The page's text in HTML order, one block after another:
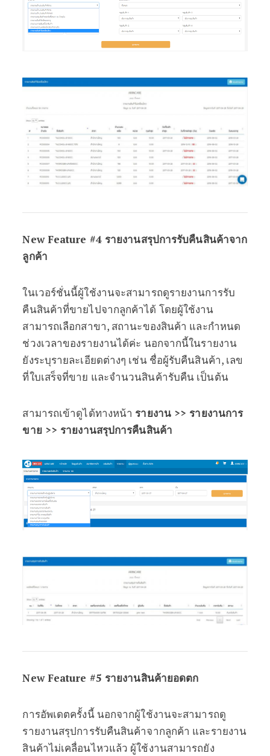
New Feature #4 รายงานสรุปการรับคืนสินค้าจาก
ลูกค้า
ในเวอร์ชั่นนี้ผู้ใช้งานจะสามารถดูรายงานการรับ
คืนสินค้าที่ขายไปจากลูกค้าได้ โดยผู้ใช้งาน
สามารถเลือกสาขา, สถานะของสินค้า และกำหนด
ช่วงเวลาของรายงานได้ค่ะ นอกจากนี้ในรายงาน
ยังระบุรายละเอียดต่างๆ เช่น ชื่อผู้รับคืนสินค้า, เลข
ที่ใบเสร็จที่ขาย และจำนวนสินค้ารับคืน เป็นต้น
สามารถเข้าดูได้ทางหน้า รายงาน >> รายงานการ
ขาย >> รายงานสรุปการคืนสินค้า
New Feature #5 รายงานสินค้ายอดตก
การอัพเดตครั้งนี้ นอกจากผู้ใช้งานจะสามารถดู
รายงานสรุปการรับคืนสินค้าจากลูกค้า และรายงาน
สินค้าไม่เคลื่อนไหวแล้ว ผู้ใช้งานสามารถยัง